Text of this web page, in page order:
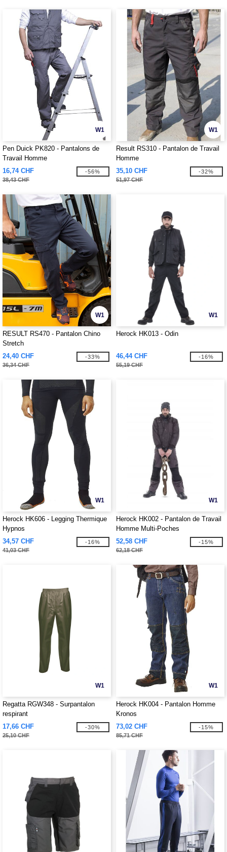
W1
Pen Duick PK820 - Pantalons de
Travail Homme
16,74 CHF
38,43 CHF
-56%
W1
Result RS310 - Pantalon de Travail
Homme
35,10 CHF
51,97 CHF
-32%
W1
RESULT RS470 - Pantalon Chino
Stretch
24,40 CHF
36,34 CHF
-33%
W1
Herock HK013 - Odin
46,44 CHF
55,19 CHF
-16%
W1
Herock HK606 - Legging Thermique
Hypnos
34,57 CHF
41,03 CHF
-16%
W1
Herock HK002 - Pantalon de Travail
Homme Multi-Poches
52,58 CHF
62,18 CHF
-15%
W1
Regatta RGW348 - Surpantalon
respirant
17,66 CHF
25,10 CHF
-30%
W1
Herock HK004 - Pantalon Homme
Kronos
73,02 CHF
85,71 CHF
-15%